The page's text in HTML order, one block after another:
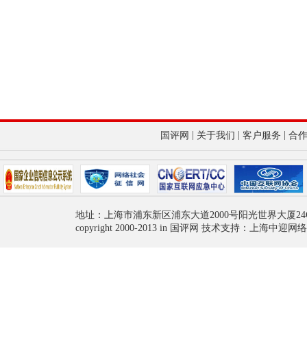
国评网 关于我们 客户服务 合
地址：上海市浦东新区浦东大道2000号阳光世界大厦
copyright 2000-2013 in 国评网 技术支持：上海中迎